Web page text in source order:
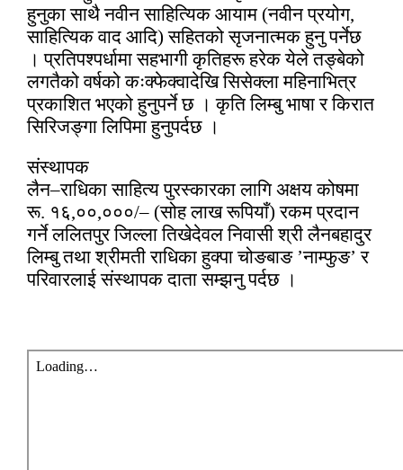
हुनुका साथै नवीन साहित्यिक आयाम (नवीन प्रयोग,
साहित्यिक वाद आदि) सहितको सृजनात्मक हुनु पर्नेछ
। प्रतिपश्पर्धामा सहभागी कृतिहरू हरेक येले तङ्बेको
लगतैको वर्षको कःक्फेक्वादेखि सिसेक्ला महिनाभित्र
प्रकाशित भएको हुनुपर्ने छ । कृति लिम्बु भाषा र किरात
सिरिजङ्गा लिपिमा हुनुपर्दछ ।
संस्थापक
लैन–राधिका साहित्य पुरस्कारका लागि अक्षय कोषमा
रू. १६,००,०००/– (सोह लाख रूपियाँ) रकम प्रदान
गर्ने ललितपुर जिल्ला तिखेदेवल निवासी श्री लैनबहादुर
लिम्बु तथा श्रीमती राधिका हुक्पा चोङबाङ ’नाम्फुङ’ र
परिवारलाई संस्थापक दाता सम्झनु पर्दछ ।